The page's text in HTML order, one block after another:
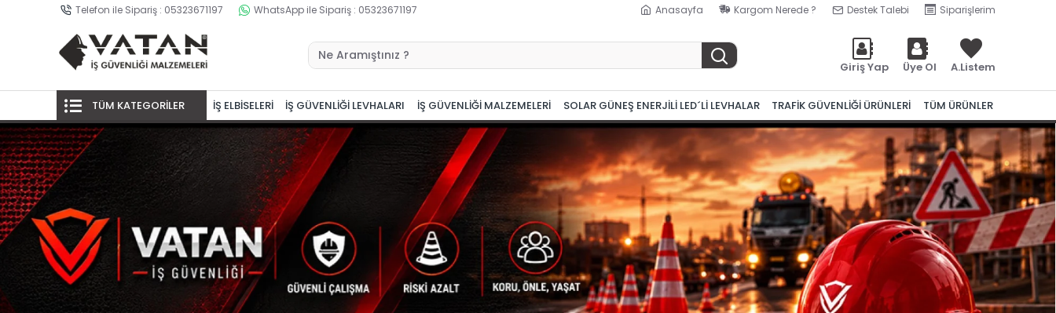
Telefon ile Sipariş : 05323671197 WhatsApp ile Sipariş : 05323671197 Anasayfa Kargom Nerede ? Destek Talebi Siparişlerim
Giriş Yap Üye Ol A.Listem
TÜM KATEGORİLER İŞ ELBİSELERİ İŞ GÜVENLİĞİ LEVHALARI İŞ GÜVENLİĞİ MALZEMELERİ SOLAR GÜNEŞ ENERJİLİ LED´Lİ LEVHALAR TRAFİK GÜVENLİĞİ ÜRÜNLERİ TÜM ÜRÜNLER